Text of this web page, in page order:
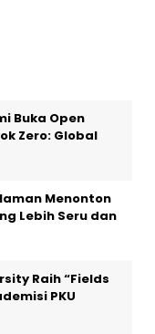
Buka Open
Zero: Global
Menonton
Lebih Seru dan
Raih “Fields
PKU